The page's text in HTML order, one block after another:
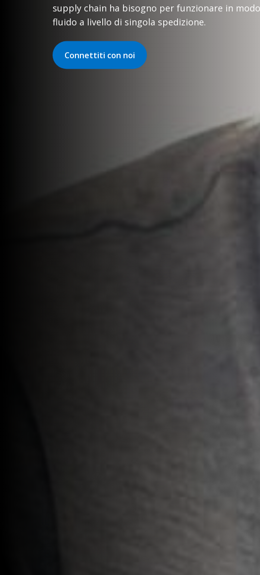
supply chain ha bisogno per funzionare in modo
fluido a livello di singola spedizione.
Connettiti con noi